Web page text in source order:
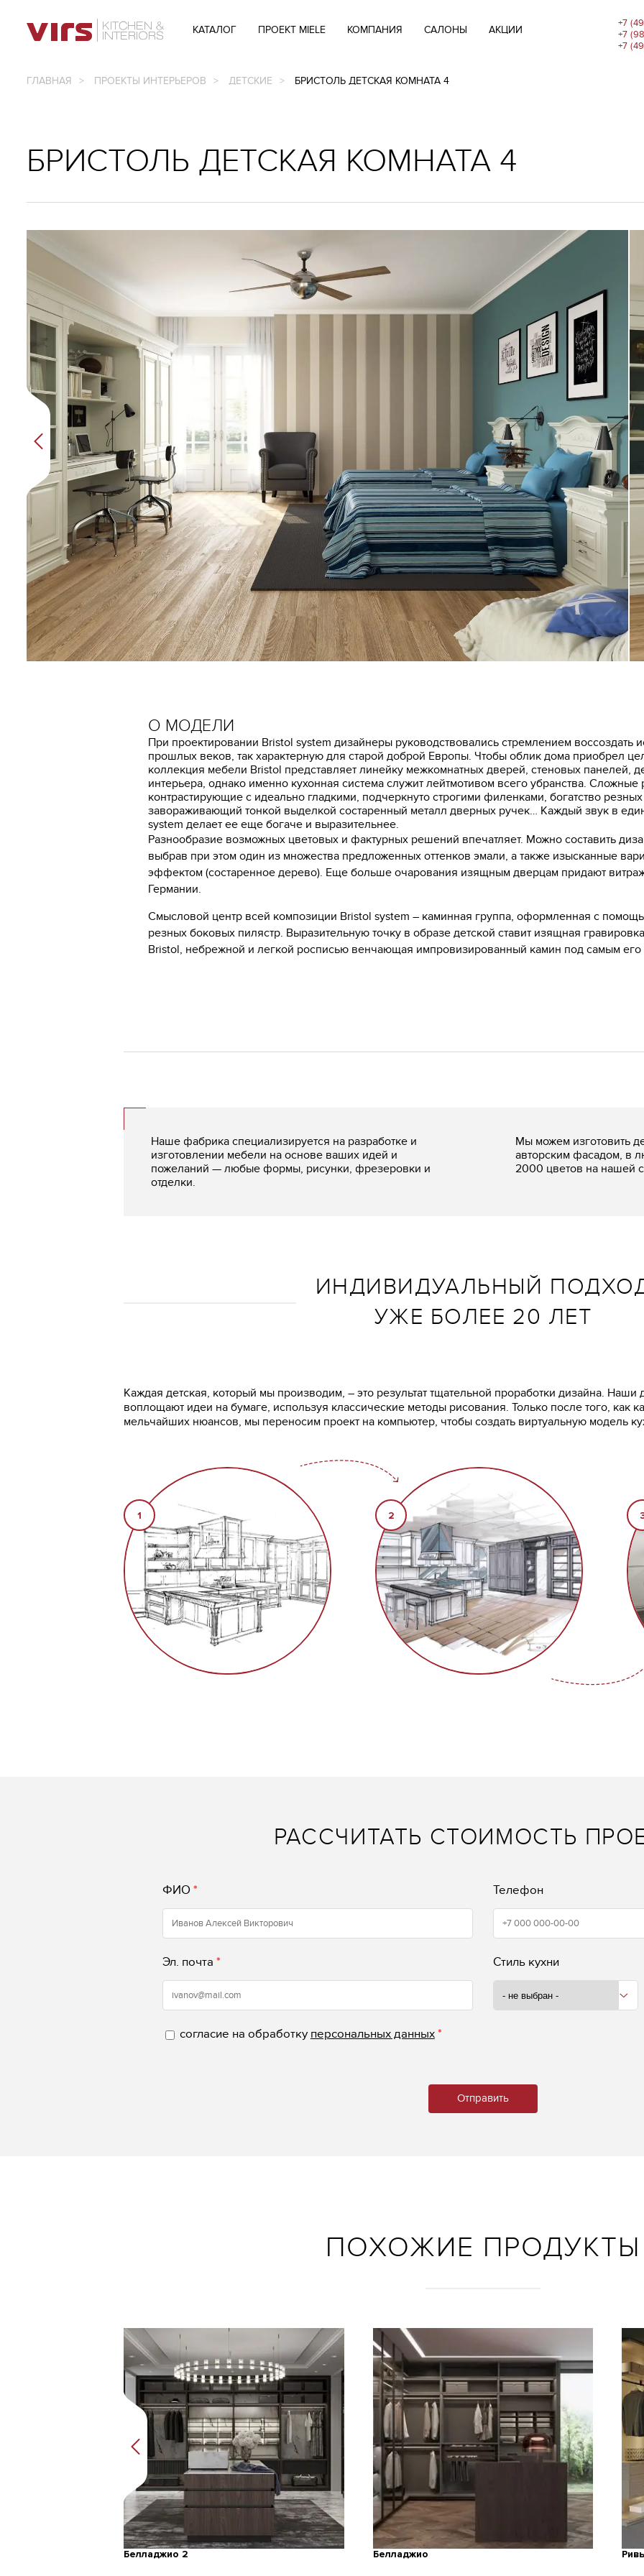
ГЛАВНОЕ МЕНЮ КАТАЛОГ ПРОЕКТ MIELE КОМПАНИЯ САЛОНЫ АКЦИИ
+7
+7
+7
ГЛАВНАЯ ПРОЕКТЫ ИНТЕРЬЕРОВ ДЕТСКИЕ БРИСТОЛЬ ДЕТСКАЯ КОМНАТА 4
БРИСТОЛЬ ДЕТСКАЯ КОМНАТА 4
О МОДЕЛИ
При проектировании Bristol system дизайнеры руководствовались стремлением
прошлых веков, так характерную для старой доброй Европы. Чтобы облик дома приобрел
коллекция мебели Bristol представляет линейку межкомнатных дверей, стеновых панелей,
интерьера, однако именно кухонная система служит лейтмотивом всего убранства.
контрастирующие с идеально гладкими, подчеркнуто строгими филенками, богатство
завораживающий тонкой выделкой состаренный металл дверных ручек… Каждый звук в
system делает ее еще богаче и выразительнее.
Разнообразие возможных цветовых и фактурных решений впечатляет. Можно составить
выбрав при этом один из множества предложенных оттенков эмали, а также изысканные
эффектом (состаренное дерево). Еще больше очарования изящным дверцам придают
Германии.
Смысловой центр всей композиции Bristol system – каминная группа, оформленная с
резных боковых пилястр. Выразительную точку в образе детской ставит изящная
Bristol, небрежной и легкой росписью венчающая импровизированный камин под самым его
Наше фабрика специализируется на разработке и
изготовлении мебели на основе ваших идей и
пожеланий — любые формы, рисунки, фрезеровки и
отделки.
Мы можем изготовить
авторским фасадом, в
2000 цветов на нашей
ИНДИВИДУАЛЬНЫЙ
УЖЕ БОЛЕЕ 20 ЛЕТ
Каждая детская, который мы производим, – это результат тщательной проработки дизайна. Наши
воплощают идеи на бумаге, используя классические методы рисования. Только после того, как
мельчайших нюансов, мы переносим проект на компьютер, чтобы создать виртуальную модель
1 2
РАССЧИТАТЬ СТОИМОСТЬ
ФИО * Телефон
Эл. почта * Стиль кухни
согласие на обработку персональных данных *
ПОХОЖИЕ ПРОДУКТЫ
Белладжио 2 Белладжио